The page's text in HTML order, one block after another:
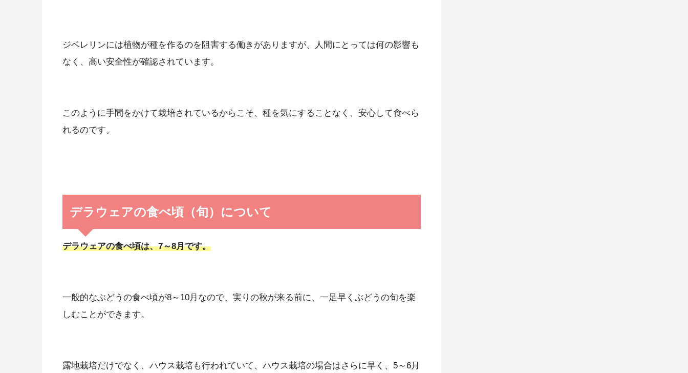
ジベレリンには植物が種を作るのを阻害する働きがありますが、人間にとっては何の影響も
なく、高い安全性が確認されています。
このように手間をかけて栽培されているからこそ、種を気にすることなく、安心して食べら
れるのです。
デラウェアの食べ頃（旬）について
デラウェアの食べ頃は、7～8月です。
一般的なぶどうの食べ頃が8～10月なので、実りの秋が来る前に、一足早くぶどうの旬を楽
しむことができます。
露地栽培だけでなく、ハウス栽培も行われていて、ハウス栽培の場合はさらに早く、5～6月